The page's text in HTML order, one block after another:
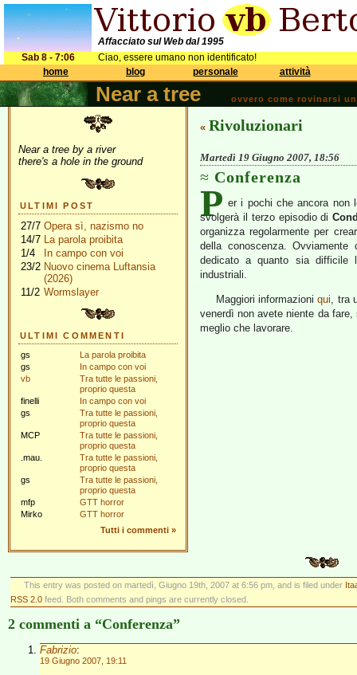
Affacciato sul Web dal 1995
Sab 8 - 7:06
Ciao, essere umano non identificato!
home
blog personale attività
Near a tree ovvero come rovinarsi
Near a tree by a river
there's a hole in the ground
ULTIMI POST
27/7 Opera sì, nazismo no
14/7 La parola proibita
1/4
In campo con voi
23/2 Nuovo cinema Luftansia
(2026)
11/2 Wormslayer
ULTIMI COMMENTI
gs
La parola proibita
gs
In campo con voi
vb
Tra tutte le passioni,
proprio questa
finelli
In campo con voi
gs
Tra tutte le passioni,
proprio questa
MCP
Tra tutte le passioni,
proprio questa
.mau.
Tra tutte le passioni,
proprio questa
gs
Tra tutte le passioni,
proprio questa
mfp
GTT horror
Mirko
GTT horror
Tutti i commenti »
« Rivoluzionari
Martedì 19 Giugno 2007, 18:56
Conferenza
P er i pochi che ancora non
svolgerà il terzo episodio di
organizza regolarmente per
della conoscenza.
dedicato a quanto sia difficile
industriali.
Maggiori informazioniqui, tra
venerdì non avete niente da
meglio che lavorare.
This entry was posted on martedì, Giugno 19th, 2007 at 6:56 pm, and is filed under
RSS 2.0 feed. Both comments and pings are currently closed.
2 commenti a “Conferenza”
Fabrizio:
19 Giugno 2007, 19:11